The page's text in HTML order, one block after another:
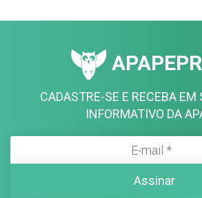
CADASTRE-SE E RECEBA EM
INFORMATIVO DA